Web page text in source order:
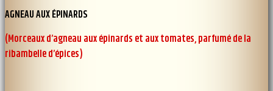
AGNEAU AUX ÉPINARDS
(Morceaux d’agneau aux épinards et aux tomates, parfumé de la
ribambelle d’épices)